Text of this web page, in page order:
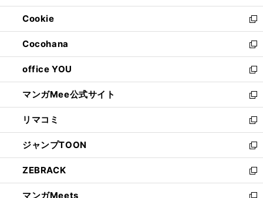
開
く
ウ
で
開
く
ン
ド
ウ
で
開
く
ウ
ィ
ン
ド
ウ
で
開
く
Cookie
新
し
い
ウ
ィ
ン
ド
ウ
で
開
く
Cocohana
新
し
い
ウ
ィ
ン
ド
ウ
で
開
く
office YOU
新
し
い
ウ
ィ
ン
ド
ウ
で
開
く
マンガMee公式サイト
新
し
い
ウ
ィ
ン
ド
ウ
で
リマコミ
新
し
い
ウ
ィ
ン
ジャンプTOON
新
し
い
ウ
ZEBRACK
新
し
マンガMeets